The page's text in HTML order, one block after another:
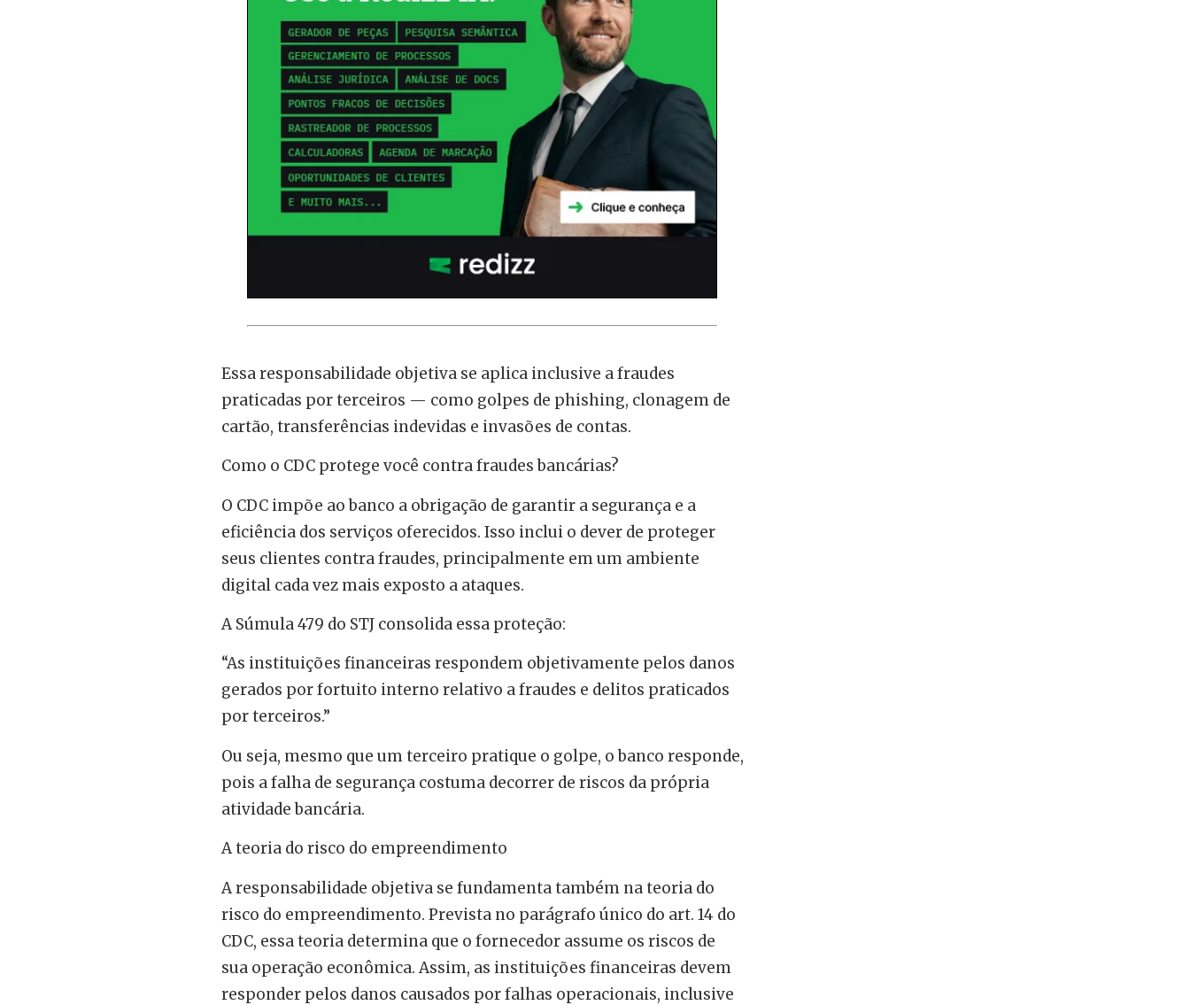
Essa responsabilidade objetiva se aplica inclusive a fraudes
praticadas por terceiros — como golpes de phishing, clonagem de
cartão, transferências indevidas e invasões de contas.
Como o CDC protege você contra fraudes bancárias?
O CDC impõe ao banco a obrigação de garantir a segurança e a
eficiência dos serviços oferecidos. Isso inclui o dever de proteger
seus clientes contra fraudes, principalmente em um ambiente
digital cada vez mais exposto a ataques.
A Súmula 479 do STJ consolida essa proteção:
“As instituições financeiras respondem objetivamente pelos danos
gerados por fortuito interno relativo a fraudes e delitos praticados
por terceiros.”
Ou seja, mesmo que um terceiro pratique o golpe, o banco responde,
pois a falha de segurança costuma decorrer de riscos da própria
atividade bancária.
A teoria do risco do empreendimento
A responsabilidade objetiva se fundamenta também na teoria do
risco do empreendimento. Prevista no parágrafo único do art. 14 do
CDC, essa teoria determina que o fornecedor assume os riscos de
sua operação econômica. Assim, as instituições financeiras devem
responder pelos danos causados por falhas operacionais, inclusive